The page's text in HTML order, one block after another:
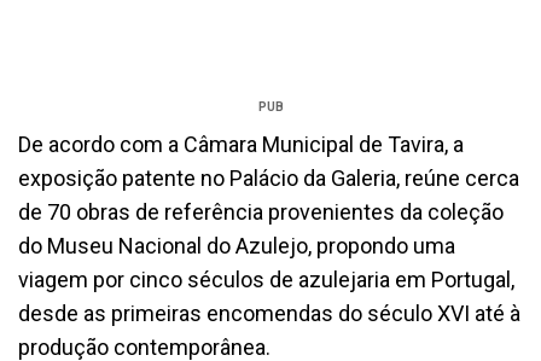
PUB
De acordo com a Câmara Municipal de Tavira, a
exposição patente no Palácio da Galeria, reúne cerca
de 70 obras de referência provenientes da coleção
do Museu Nacional do Azulejo, propondo uma
viagem por cinco séculos de azulejaria em Portugal,
desde as primeiras encomendas do século XVI até à
produção contemporânea.